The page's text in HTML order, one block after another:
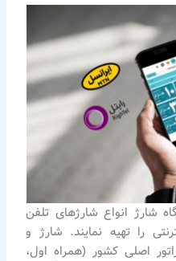
شارژ انواع شارژهای تلفن
را تهیه نمایند. شارژ و
اصلی کشور (همراه اول،